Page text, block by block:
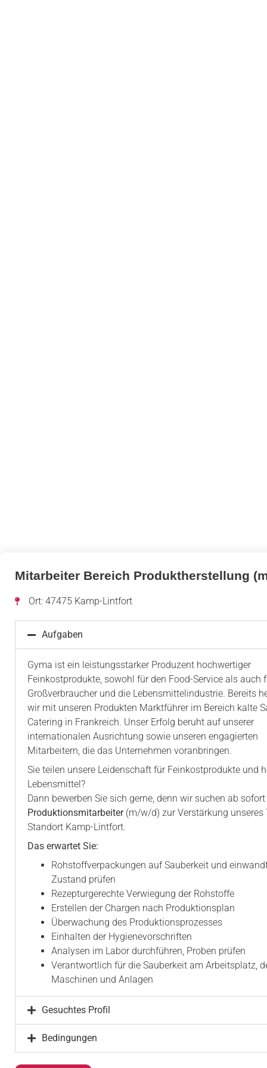
Mitarbeiter Bereich Produktherstellung
Ort: 47475 Kamp-Lintfort
Aufgaben
Gyma ist ein leistungsstarker Produzent hochwertiger
Feinkostprodukte, sowohl für den Food-Service als auch
Großverbraucher und die Lebensmittelindustrie. Bereits
wir mit unseren Produkten Marktführer im Bereich kalte
Catering in Frankreich. Unser Erfolg beruht auf unserer
internationalen Ausrichtung sowie unseren engagierten
Mitarbeitern, die das Unternehmen voranbringen.
Sie teilen unsere Leidenschaft für Feinkostprodukte und
Lebensmittel?
Dann bewerben Sie sich gerne, denn wir suchen ab
Produktionsmitarbeiter(m/w/d) zur Verstärkung unseres
Standort Kamp-Lintfort.
Das erwartet Sie:
Rohstoffverpackungen auf Sauberkeit und
Zustand prüfen
Rezepturgerechte Verwiegung der Rohstoffe
Erstellen der Chargen nach Produktionsplan
Überwachung des Produktionsprozesses
Einhalten der Hygienevorschriften
Analysen im Labor durchführen, Proben prüfen
Verantwortlich für die Sauberkeit am Arbeitsplatz,
Maschinen und Anlagen
Gesuchtes Profil
Bedingungen